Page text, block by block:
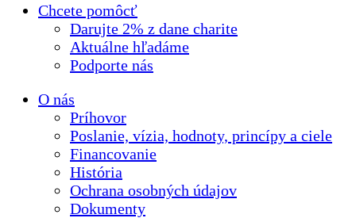
Chcete pomôcť
Darujte 2% z dane charite
Aktuálne hľadáme
Podporte nás
O nás
Príhovor
Poslanie, vízia, hodnoty, princípy a ciele
Financovanie
História
Ochrana osobných údajov
Dokumenty